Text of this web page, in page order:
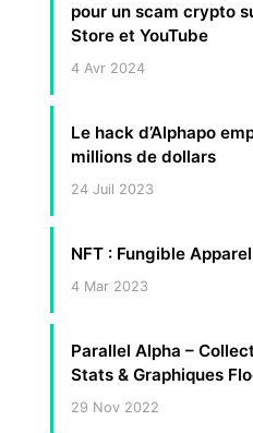
pour un scam crypto
Store et YouTube
4 Avr 2024
Le hack d’Alphapo
millions de dollars
24 Juil 2023
NFT : Fungible
4 Mar 2023
Parallel Alpha –
Stats & Graphiques
29 Nov 2022